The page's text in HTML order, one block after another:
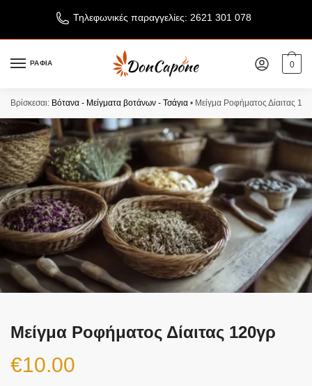
Τηλεφωνικές παραγγελίες: 2621 301 078
ΡΑΦΙΑ 0
Βρίσκεσαι: Βότανα - Μείγματα βοτάνων - Τσάγια • Μείγμα Ροφήματος Δίαιτας
Μείγμα Ροφήματος Δίαιτας 120γρ
€10.00